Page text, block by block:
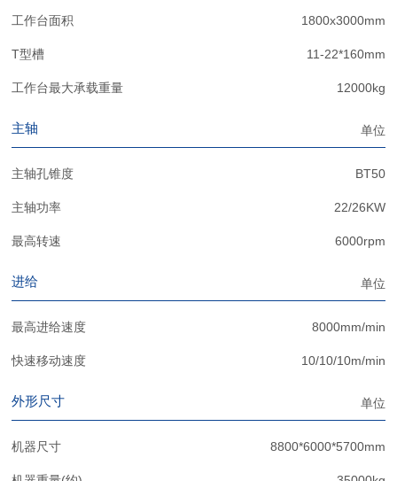
工作台面积 1800x3000mm
T型槽 11-22*160mm
工作台最大承载重量 12000kg
主轴 单位
主轴孔锥度 BT50
主轴功率 22/26KW
最高转速 6000rpm
进给 单位
最高进给速度 8000mm/min
快速移动速度 10/10/10m/min
外形尺寸 单位
机器尺寸 8800*6000*5700mm